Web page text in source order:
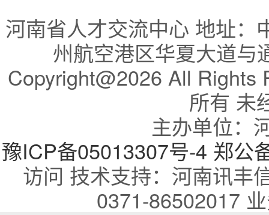
河南省人才交流中心 地址：
州航空港区华夏大道与
Copyright@2026 All Rights
所有 未
主办单位：
豫ICP备05013307号-4 郑公
访问 技术支持：河南讯丰
0371-86502017